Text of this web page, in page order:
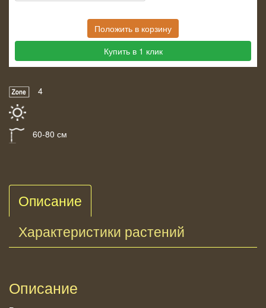
Положить в корзину
Купить в 1 клик
4
60-80 см
Описание
Характеристики растений
Описание